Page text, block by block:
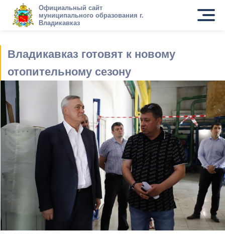
Официальный сайт
муниципального образования г.
Владикавказ
Владикавказ готовят к новому
отопительному сезону